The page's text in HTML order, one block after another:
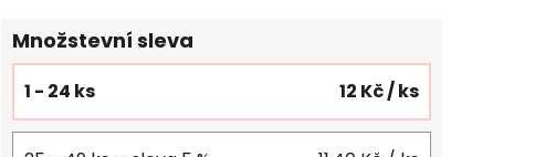
Množstevní sleva
1 - 24 ks 12 Kč/ ks